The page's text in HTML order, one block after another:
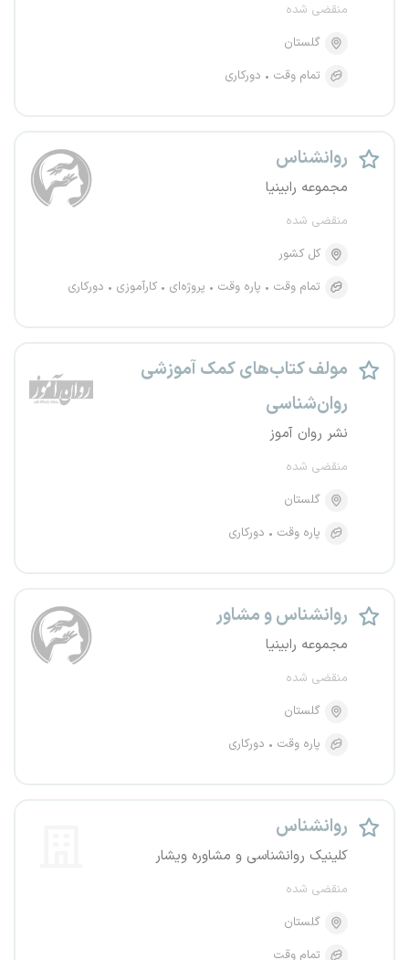
منقضی شده
گلستان
تمام وقت
دورکاری
روانشناس
مجموعه رابینیا
منقضی شده
کل کشور
تمام وقت
پاره وقت پروژه‌ای کارآموزی دورکاری
مولف کتاب‌های کمک آموزشی
روان‌شناسی
نشر روان آموز
منقضی شده
گلستان
پاره وقت
دورکاری
روانشناس و مشاور
مجموعه رابینیا
منقضی شده
گلستان
پاره وقت
دورکاری
روانشناس
کلینیک روانشناسی و مشاوره ویشار
منقضی شده
گلستان
تمام وقت